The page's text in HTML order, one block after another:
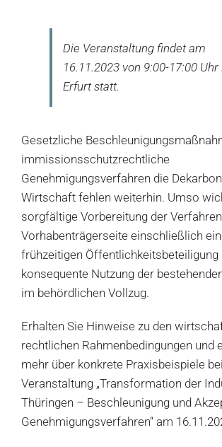
Die Veranstaltung findet am
16.11.2023 von 9:00-17:00 Uhr
Erfurt statt.
Gesetzliche
immissionsschutzrechtliche
Genehmigungsverfahren die
Wirtschaft fehlen weiterhin. Umso
sorgfältige Vorbereitung der
Vorhabenträgerseite einschließlich
frühzeitigen Öffentlichkeitsbeteiligung
konsequente Nutzung der
im behördlichen Vollzug.
Erhalten Sie Hinweise zu den
rechtlichen Rahmenbedingungen und
mehr über konkrete Praxisbeispiele
Veranstaltung „Transformation der
Thüringen – Beschleunigung und
Genehmigungsverfahren“ am